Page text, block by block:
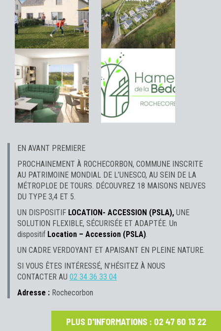
EN AVANT PREMIERE
PROCHAINEMENT À ROCHECORBON, COMMUNE INSCRITE
AU PATRIMOINE MONDIAL DE L’UNESCO, AU SEIN DE LA
MÉTROPLOE DE TOURS. DÉCOUVREZ 18 MAISONS NEUVES
DU TYPE 3,4 ET 5.
UN DISPOSITIF LOCATION- ACCESSION (PSLA), UNE
SOLUTION FLEXIBLE, SÉCURISÉE ET ADAPTÉE. Un
dispositif Location – Accession (PSLA)
UN CADRE VERDOYANT ET APAISANT EN PLEINE NATURE.
SI VOUS ÊTES INTÉRESSÉ, N’HÉSITEZ À NOUS
CONTACTER AU 02 34 36 33 04
Adresse : Rochecorbon
PLUS D'INFORMATIONS : 02 47 60 13 22